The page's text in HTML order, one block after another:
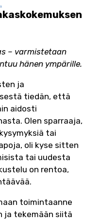
– varmistetaan
hänen ympärille.
ja
tiedän, että
aidosti
Olen sparraaja,
tai
oli kyse sitten
tai uudesta
on rentoa,
toimintaanne
ja tekemään siitä